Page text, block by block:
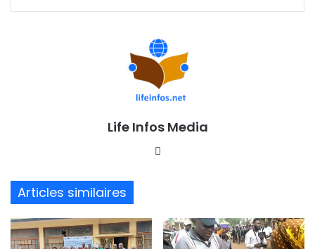
Life Infos Media
Articles similaires